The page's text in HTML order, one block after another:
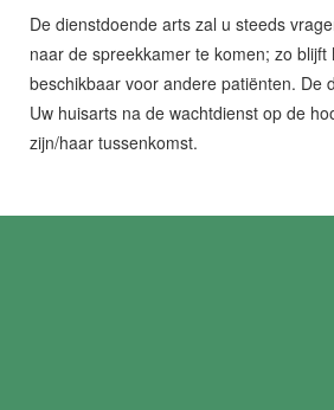
De dienstdoende arts zal u steeds
naar de spreekkamer te komen; zo blijft
beschikbaar voor andere patiënten. De
Uw huisarts na de wachtdienst op de
zijn/haar tussenkomst.